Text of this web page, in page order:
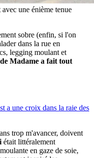
une énième tenue
sobre (enfin, si l'on
dans la rue en
legging moulant et
Madame a fait tout
a une croix dans la raie des
trop m'avancer, doivent
était littéralement
en gaze de soie,